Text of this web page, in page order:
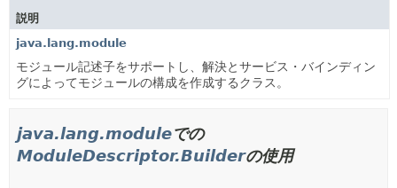
非推奨
索引
ヘルプ
説明
java.lang.module
モジュール記述子をサポートし、解決とサービス・バインディン
グによってモジュールの構成を作成するクラス。
java.lang.moduleでの
ModuleDescriptor.Builderの使用